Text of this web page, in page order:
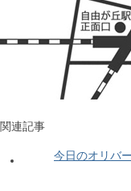
関連記事
今日のオリバ